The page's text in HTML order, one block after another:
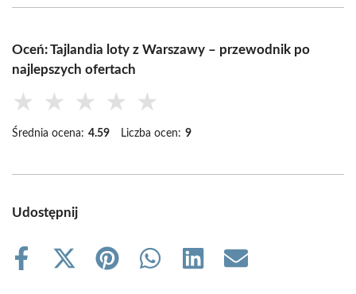
Oceń: Tajlandia loty z Warszawy – przewodnik po
najlepszych ofertach
★ ★ ★ ★ ★
Średnia ocena: 4.59 Liczba ocen: 9
Udostępnij
Share
Share
Share
Share
Share
Share